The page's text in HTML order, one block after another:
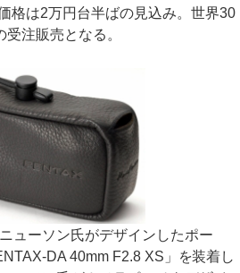
格は2万円台半ばの見込み。世界30
注販売となる。
ューソン氏がデザインしたポー
DA 40mm F2.8 XS」を装着し